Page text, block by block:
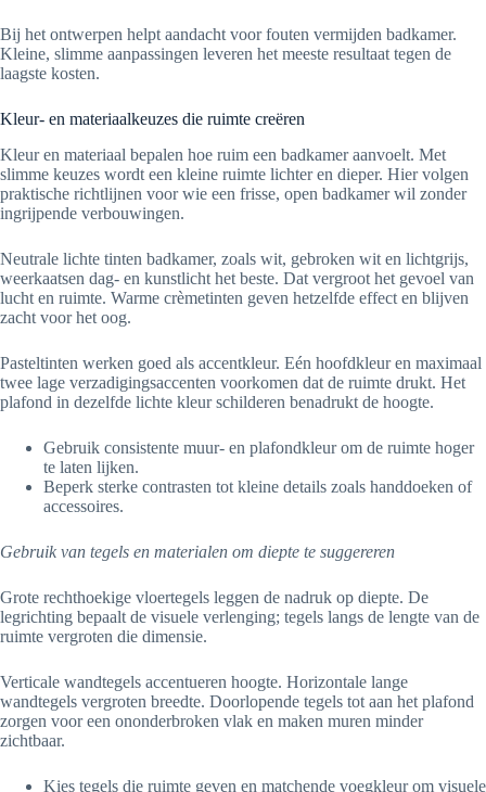
Bij het ontwerpen helpt aandacht voor fouten vermijden badkamer.
Kleine, slimme aanpassingen leveren het meeste resultaat tegen de
laagste kosten.
Kleur- en materiaalkeuzes die ruimte creëren
Kleur en materiaal bepalen hoe ruim een badkamer aanvoelt. Met
slimme keuzes wordt een kleine ruimte lichter en dieper. Hier volgen
praktische richtlijnen voor wie een frisse, open badkamer wil zonder
ingrijpende verbouwingen.
Neutrale lichte tinten badkamer, zoals wit, gebroken wit en lichtgrijs,
weerkaatsen dag- en kunstlicht het beste. Dat vergroot het gevoel van
lucht en ruimte. Warme crèmetinten geven hetzelfde effect en blijven
zacht voor het oog.
Pasteltinten werken goed als accentkleur. Eén hoofdkleur en maximaal
twee lage verzadigingsaccenten voorkomen dat de ruimte drukt. Het
plafond in dezelfde lichte kleur schilderen benadrukt de hoogte.
Gebruik consistente muur- en plafondkleur om de ruimte hoger
te laten lijken.
Beperk sterke contrasten tot kleine details zoals handdoeken of
accessoires.
Gebruik van tegels en materialen om diepte te suggereren
Grote rechthoekige vloertegels leggen de nadruk op diepte. De
legrichting bepaalt de visuele verlenging; tegels langs de lengte van de
ruimte vergroten die dimensie.
Verticale wandtegels accentueren hoogte. Horizontale lange
wandtegels vergroten breedte. Doorlopende tegels tot aan het plafond
zorgen voor een ononderbroken vlak en maken muren minder
zichtbaar.
Kies tegels die ruimte geven en matchende voegkleur om visuele